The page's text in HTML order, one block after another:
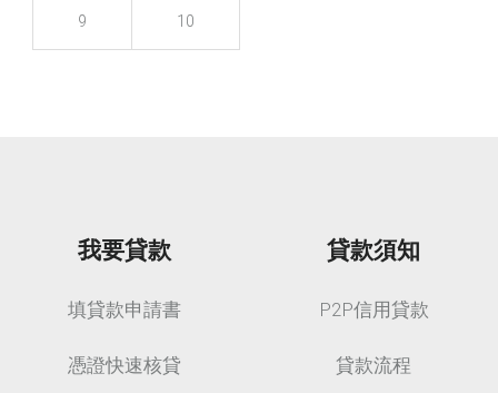
9 10
我要貸款
填貸款申請書
憑證快速核貸
貸款須知
P2P信用貸款
貸款流程